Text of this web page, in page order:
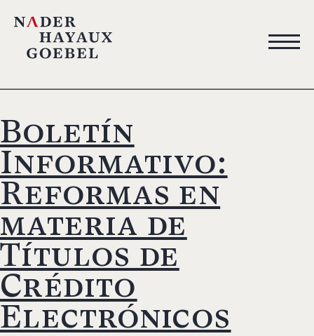
Boletín
Informativo:
Reformas en
materia de
Títulos de
Crédito
Electrónicos